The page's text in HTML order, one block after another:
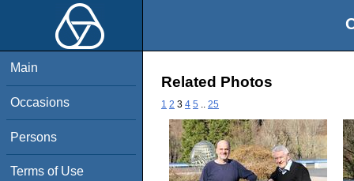
Main
Occasions
Persons
Terms of Use
Related Photos
1 2 3 4 5 25